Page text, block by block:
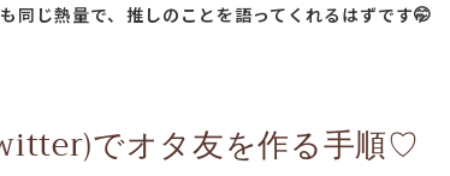
同じ熱量で、推しのことを語ってくれるはずです🤭
でオタ友を作る手順♡